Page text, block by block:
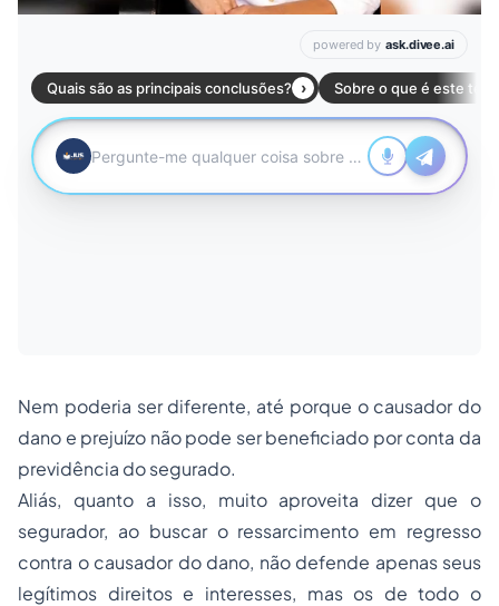
Nem poderia ser diferente, até porque o causador do
dano e prejuízo não pode ser beneficiado por conta da
previdência do segurado.
Aliás, quanto a isso, muito aproveita dizer que o
segurador, ao buscar o ressarcimento em regresso
contra o causador do dano, não defende apenas seus
legítimos direitos e interesses, mas os de todo o